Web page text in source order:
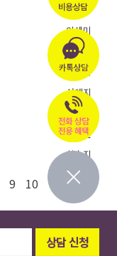
예나
이세미
전희나
이영은
서예지
송혜나
김소연
최수지
9 10